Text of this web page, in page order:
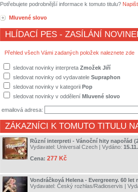
Potřebujete podrobnější informace k tomuto titulu?
Mluvené slovo
HLÍDACÍ PES - ZASÍLÁNÍ
Přehled všech Vámi zadaných položek naleznete zde
sledovat novinky interpreta Zmožek Jiří
sledovat novinky od vydavatele Supraphon
sledovat novinky v kategorii Pop
sledovat novinky v oddělení Mluvené slovo
emailová adresa:
ZÁKAZNÍCI K TOMUTO TITULU
Různí interpreti - Vánoční hity napořád
Vydavatel: Universal Czech | Vydáno:
Cena: 277 Kč
Vondráčková Helena - Evergreeny. 60 let
Vydavatel: Český rozhlas/Radioservis |